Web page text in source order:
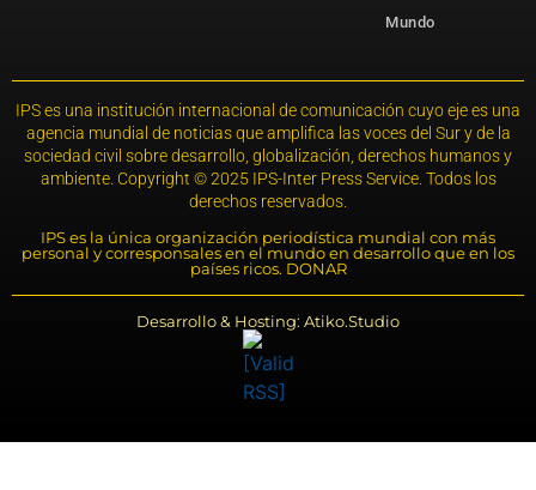
Mundo
IPS es una institución internacional de comunicación cuyo eje es una
agencia mundial de noticias que amplifica las voces del Sur y de la
sociedad civil sobre desarrollo, globalización, derechos humanos y
ambiente. Copyright © 2025 IPS-Inter Press Service. Todos los
derechos reservados.
IPS es la única organización periodística mundial con más
personal y corresponsales en el mundo en desarrollo que en los
países ricos. DONAR
Desarrollo & Hosting: Atiko.Studio